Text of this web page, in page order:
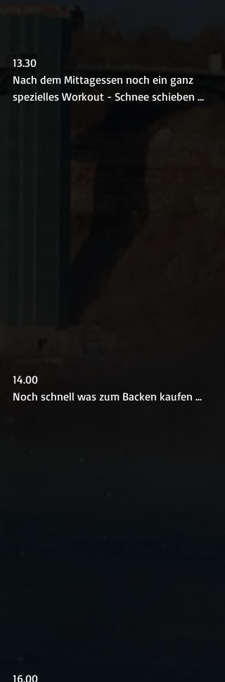
13.30
Nach dem Mittagessen noch ein ganz
spezielles Workout - Schnee schieben ...
14.00
Noch schnell was zum Backen kaufen ...
16.00